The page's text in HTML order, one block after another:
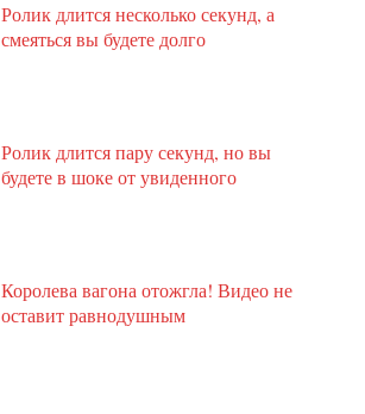
Ролик длится несколько секунд, а
смеяться вы будете долго
Ролик длится пару секунд, но вы
будете в шоке от увиденного
Королева вагона отожгла! Видео не
оставит равнодушным